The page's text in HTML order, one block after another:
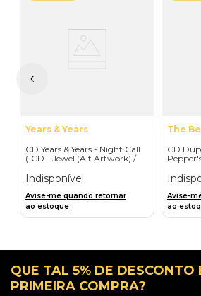
Years & Years
CD Years & Years - Night Call
(1CD - Jewel (Alt Artwork) /
Indisponível
Avise-me quando retornar
ao estoque
The
CD
Avise-
ao
QUE TAL 5% DE DESCONTO
PRIMEIRA COMPRA?